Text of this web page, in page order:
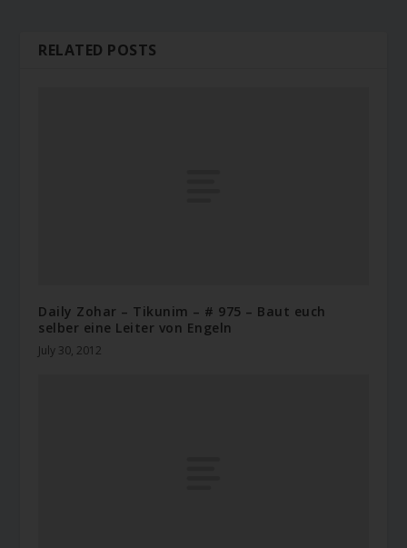
RELATED POSTS
Daily Zohar – Tikunim – # 975 – Baut euch
selber eine Leiter von Engeln
July 30, 2012